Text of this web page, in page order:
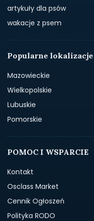
artykuły dla psów
wakacje z psem
Popularne lokalizacje
Mazowieckie
Wielkopolskie
Lubuskie
Pomorskie
POMOC I WSPARCIE
Kontakt
Osclass Market
Cennik Ogłoszeń
Polityka RODO